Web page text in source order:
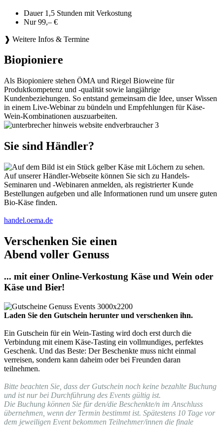
Dauer 1,5 Stunden mit Verkostung
Nur 99,– €
❱ Weitere Infos & Termine
Biopioniere
Als Biopioniere stehen ÖMA und Riegel Bioweine für
Produktkompetenz und -qualität sowie langjährige
Kundenbeziehungen. So entstand gemeinsam die Idee, unser Wissen
in einem Live-Webinar zu bündeln und Empfehlungen für Käse-
Wein-Kombinationen auszuarbeiten.
Sie sind Händler?
Auf unserer Händler-Webseite können Sie sich zu Handels-
Seminaren und -Webinaren anmelden, als registrierter Kunde
Bestellungen aufgeben und alle Informationen rund um unsere guten
Bio-Käse finden.
handel.oema.de
Verschenken Sie einen
Abend voller Genuss
... mit einer Online-Verkostung Käse und Wein oder
Käse und Bier!
Laden Sie den Gutschein herunter und verschenken ihn.
Ein Gutschein für ein Wein-Tasting wird doch erst durch die
Verbindung mit einem Käse-Tasting ein vollmundiges, perfektes
Geschenk. Und das Beste: Der Beschenkte muss nicht einmal
verreisen, sondern kann daheim oder bei Freunden daran
teilnehmen.
Bitte beachten Sie, dass der Gutschein noch keine bezahlte Buchung
und ist nur bei Durchführung des Events gültig ist.
Die Buchung können Sie für den/die Beschenkte/n im Anschluss
übernehmen, wenn der Termin bestimmt ist. Spätestens 10 Tage vor
dem jeweiligen Event bekommen Teilnehmer/innen die finale